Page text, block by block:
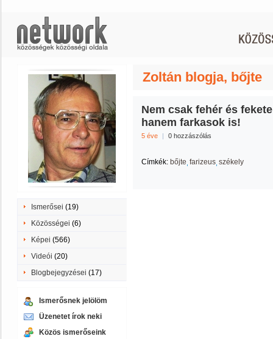
Ismerősei (19)
Közösségei (6)
Képei (566)
Videói (20)
Blogbejegyzései (17)
Ismerősnek jelölöm
Üzenetet írok neki
Közös ismerőseink
Zoltán blogja, bőjte
Nem csak fehér és
hanem farkasok is!
5 éve | 0 hozzászólás
Címkék: bőjte farizeus székely